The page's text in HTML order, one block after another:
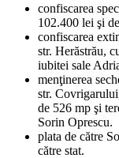
confiscarea
102.400 lei şi
confiscarea
str. Herăstrău,
iubitei sale
menţinerea
str.
de 526 mp şi
Sorin Oprescu.
plata de către
către stat.